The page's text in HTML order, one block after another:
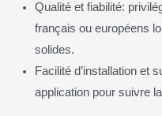
Qualité et fiabilité:
français ou européens
solides.
Facilité d’installation et
application pour suivre